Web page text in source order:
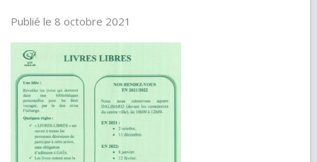
Publié le 8 octobre 2021